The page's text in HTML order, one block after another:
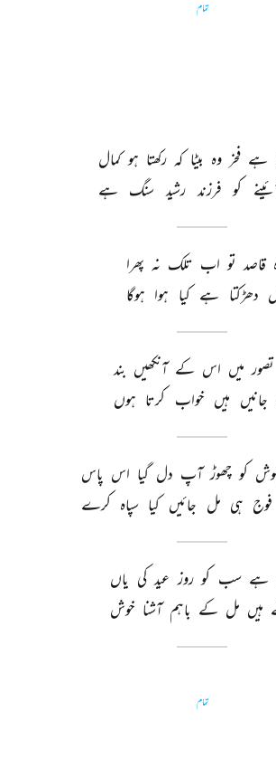
تمام
ہے فخر وہ بیٹا کہ رکھتا ہو کمال
کو فرزند رشید سنگ ہے
قاصد تو اب تلک نہ پھرا
دھڑکتا ہے کیا ہوا ہوگا
تصور میں اس کے آنکھیں بند
جانیں ہیں خواب کرتا ہوں
کو چھوڑ آپ دل گیا اس پاس
فوج ہی مل جائیں کیا سپاہ کرے
ہے سب کو روز عید کی یاں
ہیں مل کے باہم آشنا خوش
تمام